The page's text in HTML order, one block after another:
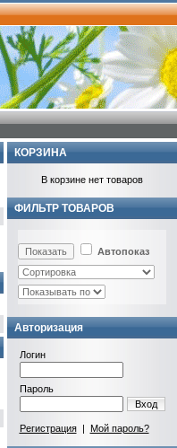
КОРЗИНА
В корзине нет товаров
ФИЛЬТР ТОВАРОВ
Автопоказ
Авторизация
Логин
Пароль
Вход
Регистрация| Мой пароль?